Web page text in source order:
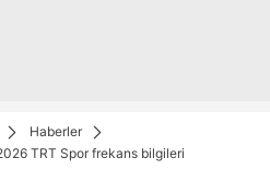
Haberler
TRT Spor frekans bilgileri